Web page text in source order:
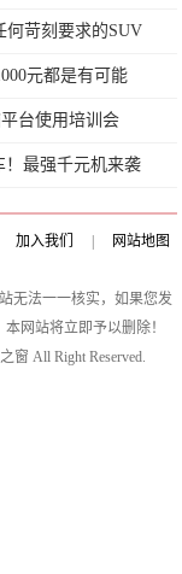
何苛刻要求的SUV
元都是有可能
台使用培训会
！最强千元机来袭
加入我们
网站地图
无法一一核实，如果您发
网站将立即予以删除！
窗 All Right Reserved.